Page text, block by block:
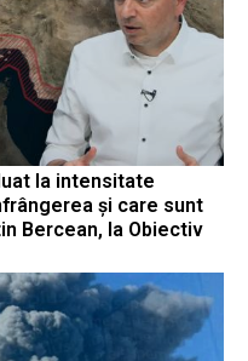
la intensitate
și care sunt
Bercean, la Obiectiv